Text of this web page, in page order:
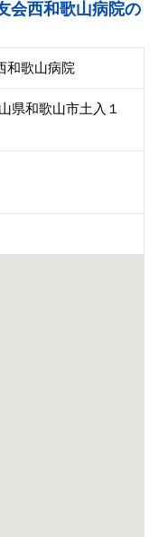
会西和歌山病院の
和歌山病院
県和歌山市土入１